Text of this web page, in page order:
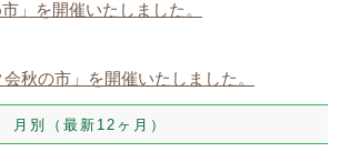
」を開催いたしました。
秋の市」を開催いたしました。
月別（最新12ヶ月）